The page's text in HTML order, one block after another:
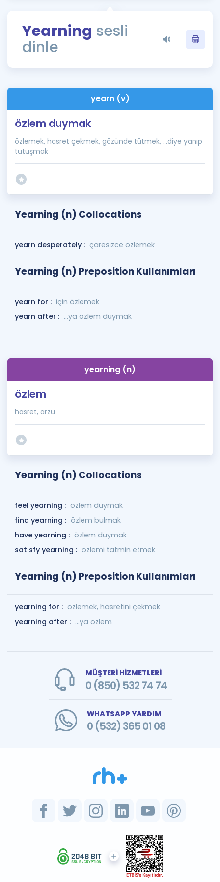
Rehberlik Aracı
ÖSYM Sınav Takvimi
İngilizce Gramer
Yearning sesli
dinle
yearn (v)
özlem duymak
özlemek, hasret çekmek, gözünde tütmek, ...diye yanıp
tutuşmak
Yearning (n) Collocations
yearn desperately : çaresizce özlemek
Yearning (n) Preposition Kullanımları
yearn for : için özlemek
yearn after : ...ya özlem duymak
yearning (n)
özlem
hasret, arzu
Yearning (n) Collocations
feel yearning : özlem duymak
find yearning : özlem bulmak
have yearning : özlem duymak
satisfy yearning : özlemi tatmin etmek
Yearning (n) Preposition Kullanımları
yearning for : özlemek, hasretini çekmek
yearning after : ...ya özlem
MÜŞTERİ HİZMETLERİ
0 (850) 532 74 74
WHATSAPP YARDIM
0 (532) 365 01 08